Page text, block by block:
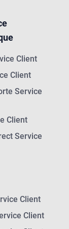
Client
Client
Service
Client
Service
Client
Client